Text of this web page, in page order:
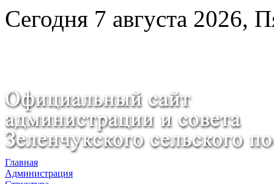
Сегодня 7 августа 2026,
Главная
Администрация